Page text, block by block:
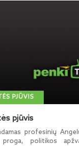
PJŪVIS
pjūvis
profesinių
politikos